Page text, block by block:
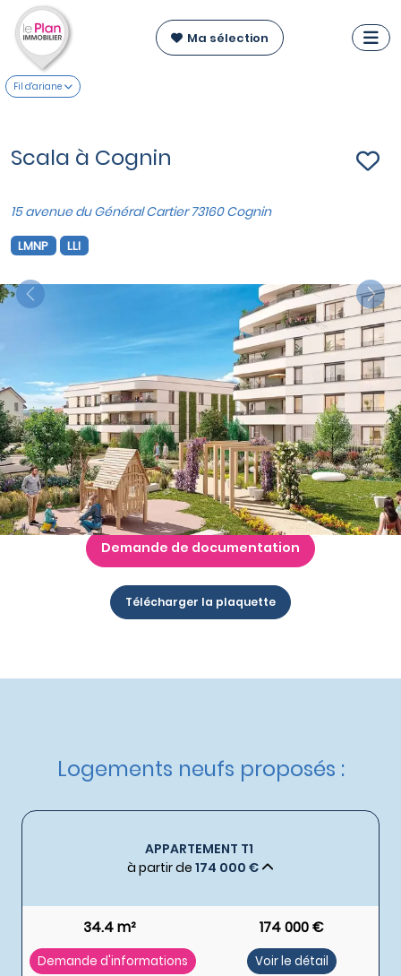
Ma sélection
Fil d'ariane
Scala à Cognin
15 avenue du Général Cartier 73160 Cognin
LMNP LLI
Previous
Next
VOIR SUR LA CARTE
Appartements du T1 au T3
à partir de174 000 €
Nos autres appartements neufsà Cognin
Livraison :2ème trimestre 2028
Etat d'avancement :Travaux en cours
Éligible :Réglementation Thermique 2012,Statut LMNP,
Logement Locatif Intermédiaire
Demande de documentation
Télécharger la plaquette
Logements neufs proposés :
APPARTEMENT T1
à partir de 174 000 €
34.4 m² 174 000 €
Demande d'informations Voir le détail